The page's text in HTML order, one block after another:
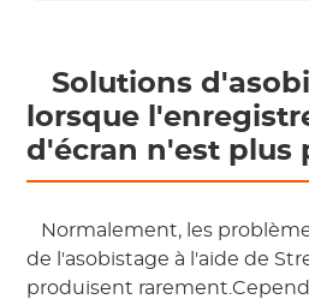
Solutions
lorsque
d'écran n'est plus
Normalement, les
de l'asobistage à l'aide de
produisent